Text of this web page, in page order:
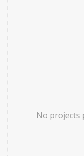
No projects